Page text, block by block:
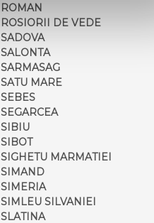
ROMAN
ROSIORII DE VEDE
SADOVA
SALONTA
SARMASAG
SATU MARE
SEBES
SEGARCEA
SIBIU
SIBOT
SIGHETU MARMATIEI
SIMAND
SIMERIA
SIMLEU SILVANIEI
SLATINA